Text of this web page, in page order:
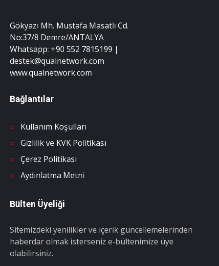
Gökyazı Mh. Mustafa Masatlı Cd.
No:37/8 Demre/ANTALYA
Whatsapp: +90 552 7815199 |
destek@qualnetwork.com
www.qualnetwork.com
Bağlantılar
Kullanım Koşulları
Gizlilik ve KVK Politikası
Çerez Politikası
Aydınlatma Metni
Bülten Üyeliği
Sitemizdeki yenilikler ve içerik güncellemelerinden
haberdar olmak isterseniz e-bültenimize üye
olabilirsiniz.